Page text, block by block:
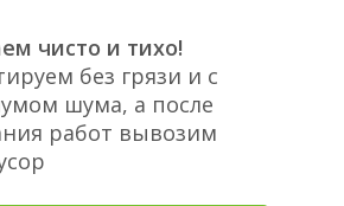
чисто и тихо!
без грязи и с
шума, а после
работ вывозим